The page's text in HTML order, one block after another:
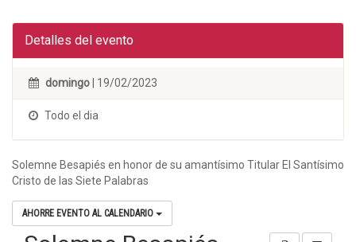
Detalles del evento
domingo | 19/02/2023
Todo el dia
Solemne Besapiés en honor de su amantísimo Titular El Santísimo
Cristo de las Siete Palabras
AHORRE EVENTO AL CALENDARIO